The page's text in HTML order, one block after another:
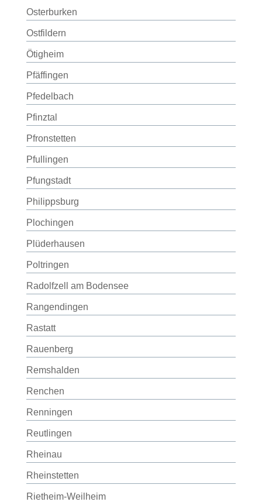
Osterburken
Ostfildern
Ötigheim
Pfäffingen
Pfedelbach
Pfinztal
Pfronstetten
Pfullingen
Pfungstadt
Philippsburg
Plochingen
Plüderhausen
Poltringen
Radolfzell am Bodensee
Rangendingen
Rastatt
Rauenberg
Remshalden
Renchen
Renningen
Reutlingen
Rheinau
Rheinstetten
Rietheim-Weilheim